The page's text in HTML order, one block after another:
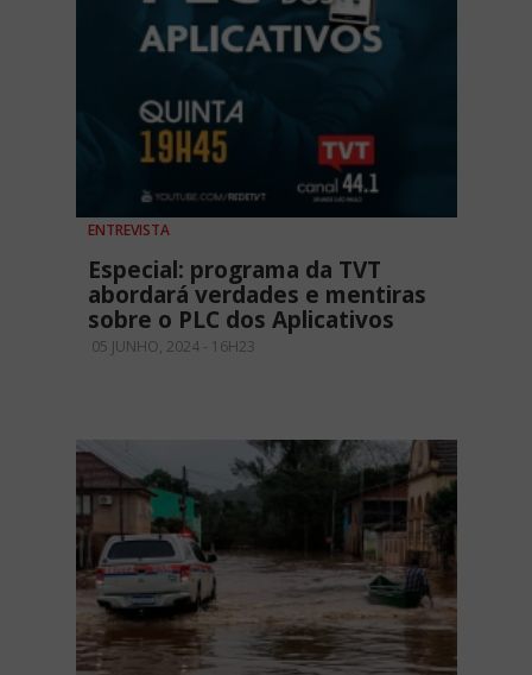
ENTREVISTA
Especial: programa da TVT
abordará verdades e mentiras
sobre o PLC dos Aplicativos
05 JUNHO, 2024 - 16H23